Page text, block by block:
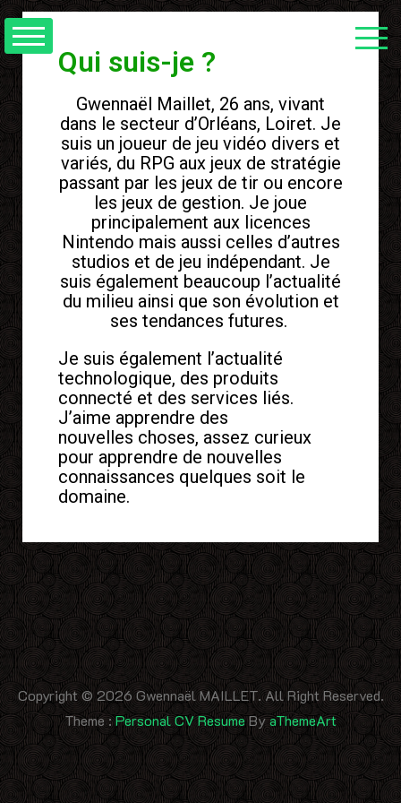
Qui suis-je ?
Gwennaël Maillet, 26 ans, vivant
dans le secteur d’Orléans, Loiret. Je
suis un joueur de jeu vidéo divers et
variés, du RPG aux jeux de stratégie
passant par les jeux de tir ou encore
les jeux de gestion. Je joue
principalement aux licences
Nintendo mais aussi celles d’autres
studios et de jeu indépendant. Je
suis également beaucoup l’actualité
du milieu ainsi que son évolution et
ses tendances futures.
Je suis également l’actualité
technologique, des produits
connecté et des services liés.
J’aime apprendre des
nouvelles choses, assez curieux
pour apprendre de nouvelles
connaissances quelques soit le
domaine.
Copyright © 2026 Gwennaël MAILLET. All Right Reserved.
Theme :Personal CV ResumeByaThemeArt